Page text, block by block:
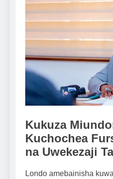
Kukuza
Kuchochea
na Uwekezaji
Londo amebainisha